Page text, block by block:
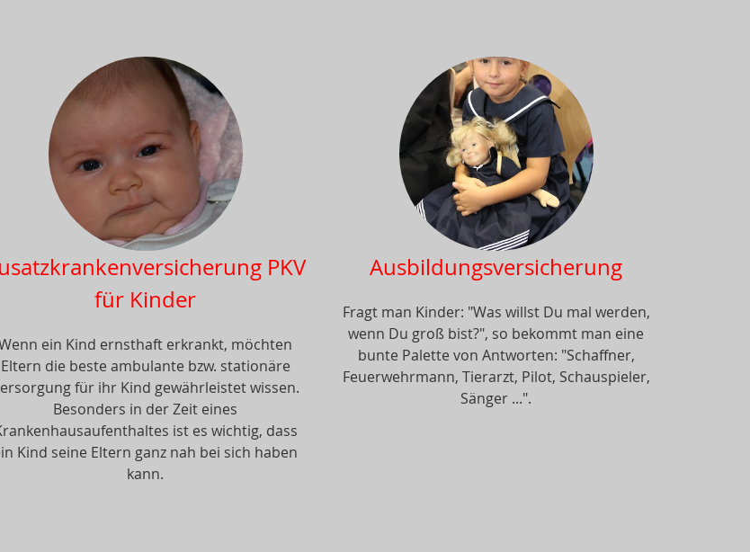
PKV
für Kinder
ein Kind ernsthaft erkrankt, möchten
Eltern die beste ambulante bzw. stationäre
für ihr Kind gewährleistet wissen.
Besonders in der Zeit eines
ist es wichtig, dass
Kind seine Eltern ganz nah bei sich haben
kann.
Ausbildungsversicherung
Fragt man Kinder: "Was willst Du mal werden,
wenn Du groß bist?", so bekommt man eine
bunte Palette von Antworten: "Schaffner,
Feuerwehrmann, Tierarzt, Pilot, Schauspieler,
Sänger ...".